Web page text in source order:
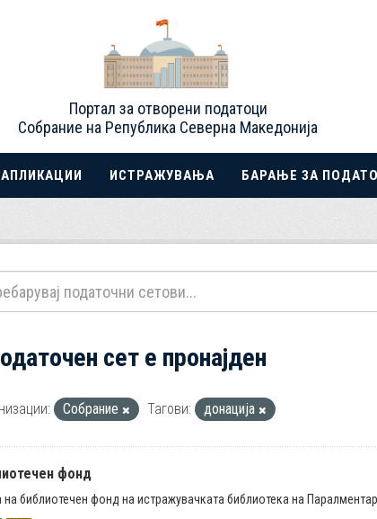
Портал за отворени податоци
Собрание на Република Северна Македонија
АПЛИКАЦИИ ИСТРАЖУВАЊА БАРАЊЕ ЗА
сет е пронајден
Собрание Тагови: донација
фонд
на библиотечен фонд на истражувачката библиотека на